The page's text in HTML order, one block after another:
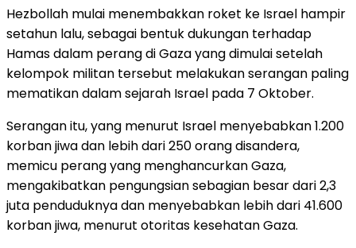
Hezbollah mulai menembakkan roket ke Israel hampir
setahun lalu, sebagai bentuk dukungan terhadap
Hamas dalam perang di Gaza yang dimulai setelah
kelompok militan tersebut melakukan serangan paling
mematikan dalam sejarah Israel pada 7 Oktober.
Serangan itu, yang menurut Israel menyebabkan 1.200
korban jiwa dan lebih dari 250 orang disandera,
memicu perang yang menghancurkan Gaza,
mengakibatkan pengungsian sebagian besar dari 2,3
juta penduduknya dan menyebabkan lebih dari 41.600
korban jiwa, menurut otoritas kesehatan Gaza.